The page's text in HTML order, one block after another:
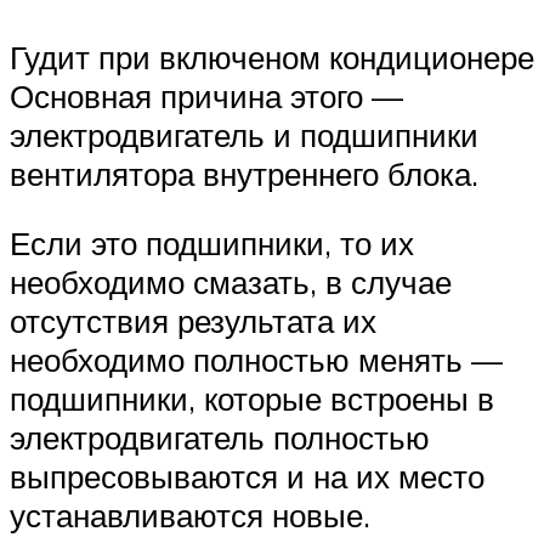
Гудит при включеном кондиционере
Основная причина этого —
электродвигатель и подшипники
вентилятора внутреннего блока.
Если это подшипники, то их
необходимо смазать, в случае
отсутствия результата их
необходимо полностью менять —
подшипники, которые встроены в
электродвигатель полностью
выпресовываются и на их место
устанавливаются новые.